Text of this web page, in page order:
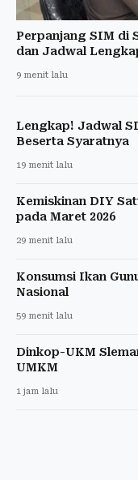
Perpanjang SIM di
dan Jadwal
9 menit lalu
Lengkap! Jadwal
Beserta Syaratnya
19 menit lalu
Kemiskinan DIY
pada Maret 2026
29 menit lalu
Konsumsi Ikan
Nasional
59 menit lalu
Dinkop-UKM
UMKM
1 jam lalu